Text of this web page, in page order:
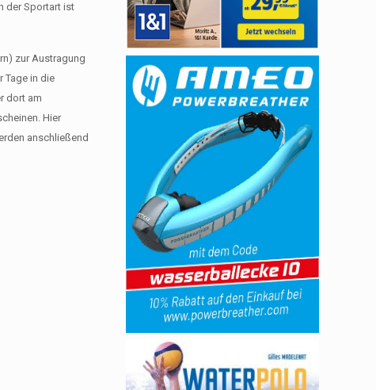
der Sportart ist
zur Austragung
Tage in die
dort am
Hier
anschließend